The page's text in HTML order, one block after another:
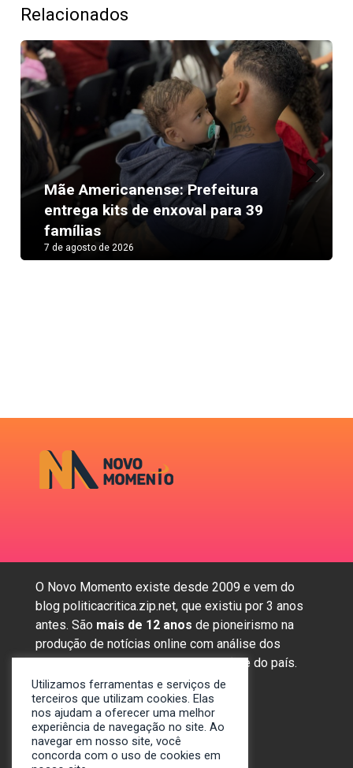
Relacionados
Mãe Americanense: Prefeitura
entrega kits de enxoval para 39
famílias
7 de agosto de 2026
O Novo Momento existe desde 2009 e vem do
blog politicacritica.zip.net, que existiu por 3 anos
antes. São mais de 12 anos de pioneirismo na
produção de notícias online com análise dos
assuntos mais importantes da região e do país.
Sobre nós
Anunciar
Contato
Utilizamos ferramentas e serviços de
terceiros que utilizam cookies. Elas
nos ajudam a oferecer uma melhor
experiência de navegação no site. Ao
navegar em nosso site, você
concorda com o uso de cookies em